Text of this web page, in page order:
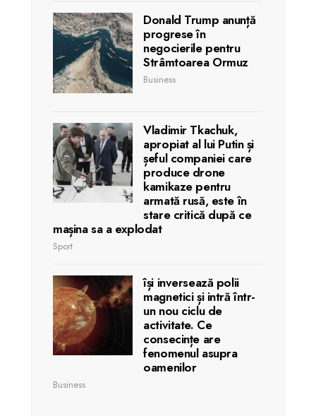
Donald Trump anunță
progrese în
negocierile pentru
Strâmtoarea Ormuz
Business
Vladimir Tkachuk,
apropiat al lui Putin și
șeful companiei care
produce drone
kamikaze pentru
armată rusă, este în
stare critică după ce
mașina sa a explodat
Sport
își inversează polii
magnetici și intră într-
un nou ciclu de
activitate. Ce
consecințe are
fenomenul asupra
oamenilor
Business